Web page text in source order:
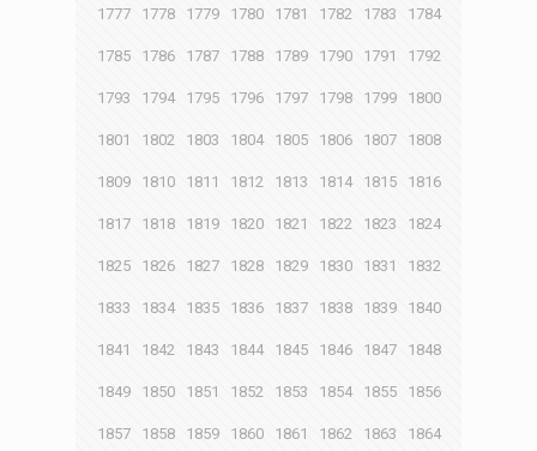
1777 1778 1779 1780 1781 1782 1783 1784
1785 1786 1787 1788 1789 1790 1791 1792
1793 1794 1795 1796 1797 1798 1799 1800
1801 1802 1803 1804 1805 1806 1807 1808
1809 1810 1811 1812 1813 1814 1815 1816
1817 1818 1819 1820 1821 1822 1823 1824
1825 1826 1827 1828 1829 1830 1831 1832
1833 1834 1835 1836 1837 1838 1839 1840
1841 1842 1843 1844 1845 1846 1847 1848
1849 1850 1851 1852 1853 1854 1855 1856
1857 1858 1859 1860 1861 1862 1863 1864